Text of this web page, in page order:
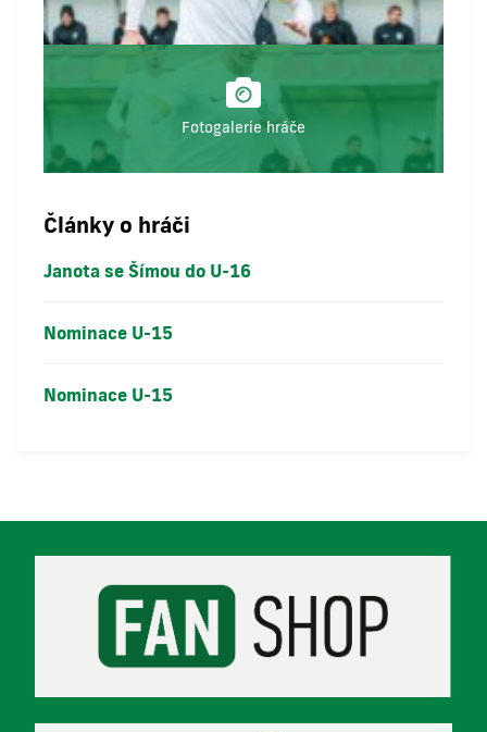
Fotogalerie hráče
Články o hráči
Janota se Šímou do U-16
Nominace U-15
Nominace U-15